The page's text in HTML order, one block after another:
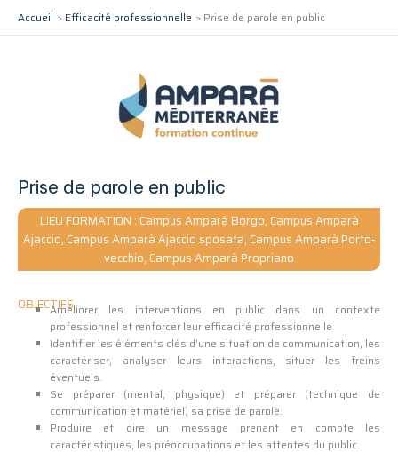
Accueil Efficacité professionnelle Prise de parole en public
Prise de parole en public
LIEU FORMATION : Campus Amparà Borgo, Campus Amparà
Ajaccio, Campus Amparà Ajaccio sposata, Campus Amparà Porto-
vecchio, Campus Amparà Propriano
OBJECTIFSAméliorer les interventions en public dans un contexte
professionnel et renforcer leur efficacité professionnelle
Identifier les éléments clés d’une situation de communication, les
caractériser, analyser leurs interactions, situer les freins
éventuels.
Se préparer (mental, physique) et préparer (technique de
communication et matériel) sa prise de parole.
Produire et dire un message prenant en compte les
caractéristiques, les préoccupations et les attentes du public.